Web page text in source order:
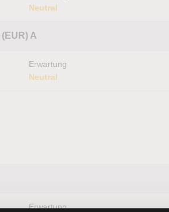
Neutral
A
Erwartung
Neutral
Erwartung